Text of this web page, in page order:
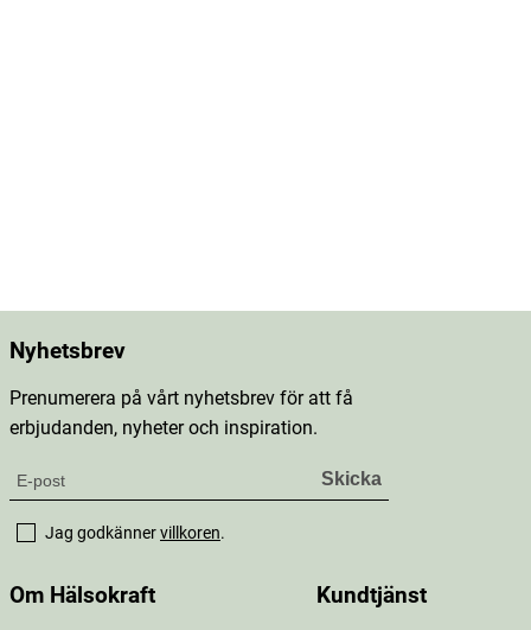
Nyhetsbrev
Prenumerera på vårt nyhetsbrev för att få
erbjudanden, nyheter och inspiration.
Jag godkännervillkoren.
Om Hälsokraft Kundtjänst